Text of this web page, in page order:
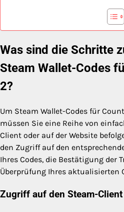
Was sind die Schritte
Steam Wallet-Codes
2?
Um Steam Wallet-Codes für
müssen Sie eine Reihe von
Client oder auf der Website
den Zugriff auf den
Ihres Codes, die Bestätigung der
Überprüfung Ihres aktualisierten
Zugriff auf den Steam-